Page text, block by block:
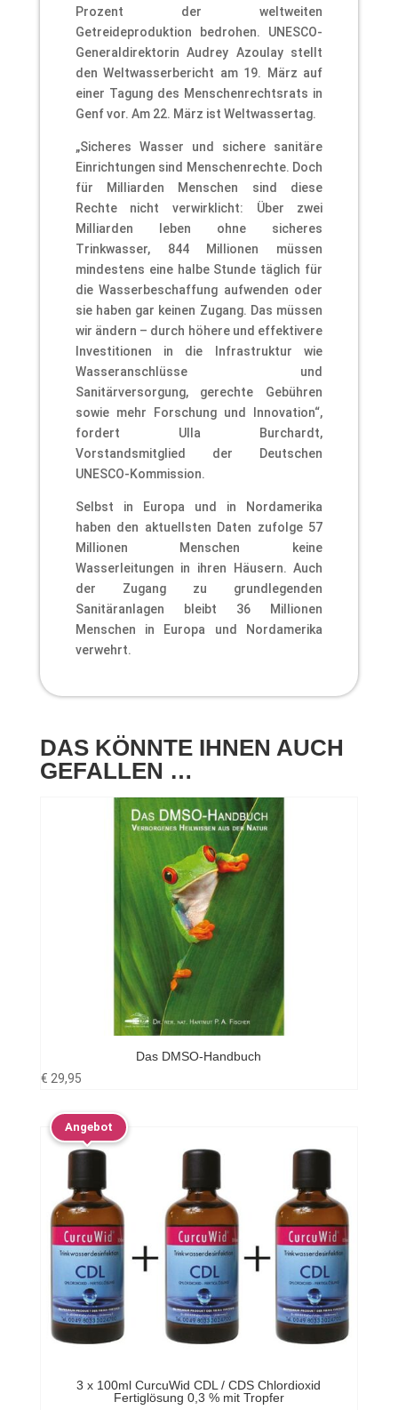
Prozent der weltweiten
Getreideproduktion bedrohen. UNESCO-
Generaldirektorin Audrey Azoulay stellt
den Weltwasserbericht am 19. März auf
einer Tagung des Menschenrechtsrats in
Genf vor. Am 22. März ist Weltwassertag.
„Sicheres Wasser und sichere sanitäre
Einrichtungen sind Menschenrechte. Doch
für Milliarden Menschen sind diese
Rechte nicht verwirklicht: Über zwei
Milliarden leben ohne sicheres
Trinkwasser, 844 Millionen müssen
mindestens eine halbe Stunde täglich für
die Wasserbeschaffung aufwenden oder
sie haben gar keinen Zugang. Das müssen
wir ändern – durch höhere und effektivere
Investitionen in die Infrastruktur wie
Wasseranschlüsse und
Sanitärversorgung, gerechte Gebühren
sowie mehr Forschung und Innovation“,
fordert Ulla Burchardt,
Vorstandsmitglied der Deutschen
UNESCO-Kommission.
Selbst in Europa und in Nordamerika
haben den aktuellsten Daten zufolge 57
Millionen Menschen keine
Wasserleitungen in ihren Häusern. Auch
der Zugang zu grundlegenden
Sanitäranlagen bleibt 36 Millionen
Menschen in Europa und Nordamerika
verwehrt.
DAS KÖNNTE IHNEN AUCH
GEFALLEN …
Das DMSO-Handbuch
€ 29,95
Angebot
3 x 100ml CurcuWid CDL / CDS Chlordioxid
Fertiglösung 0,3 % mit Tropfer